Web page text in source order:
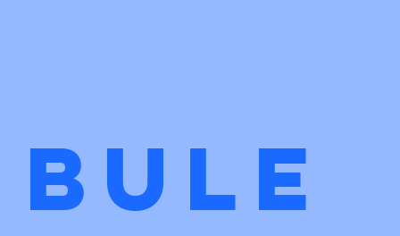
bule